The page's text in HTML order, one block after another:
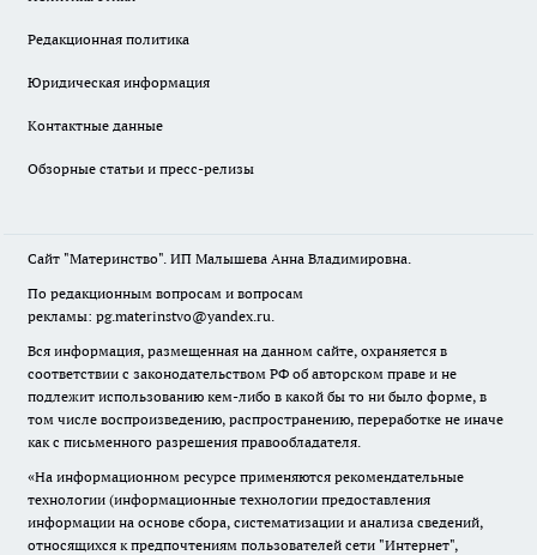
Редакционная политика
Юридическая информация
Контактные данные
Обзорные статьи и пресс-релизы
Сайт "Материнство". ИП Малышева Анна Владимировна.
По редакционным вопросам и вопросам
рекламы: pg.materinstvo@yandex.ru.
Вся информация, размещенная на данном сайте, охраняется в
соответствии с законодательством РФ об авторском праве и не
подлежит использованию кем-либо в какой бы то ни было форме, в
том числе воспроизведению, распространению, переработке не иначе
как с письменного разрешения правообладателя.
«На информационном ресурсе применяются рекомендательные
технологии (информационные технологии предоставления
информации на основе сбора, систематизации и анализа сведений,
относящихся к предпочтениям пользователей сети "Интернет",